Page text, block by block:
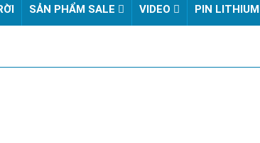
SẢN PHẨM SALE VIDEO PIN LITHIUM